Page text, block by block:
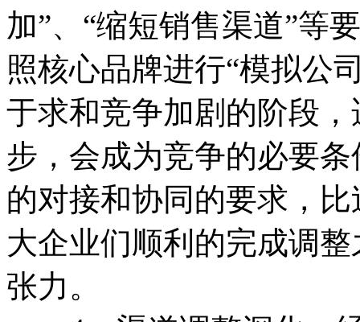
加”、“缩短销售渠道”等
照核心品牌进行“模拟公
于求和竞争加剧的阶段
步，会成为竞争的必要
的对接和协同的要求，
大企业们顺利的完成调
张力。